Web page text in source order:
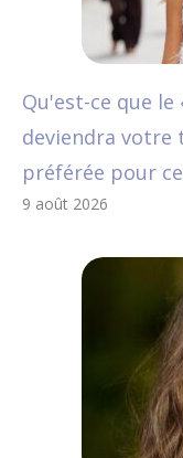
Qu'est-ce que
deviendra votre
préférée pour
9 août 2026